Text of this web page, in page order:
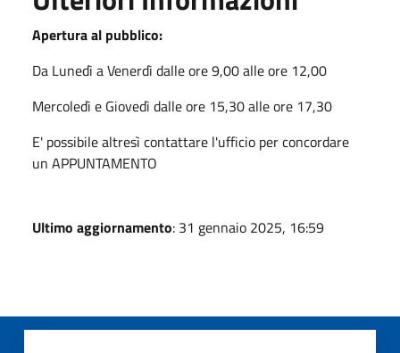
Apertura al pubblico:
Da Lunedì a Venerdì dalle ore 9,00 alle ore 12,00
Mercoledì e Giovedì dalle ore 15,30 alle ore 17,30
E' possibile altresì contattare l'ufficio per concordare
un APPUNTAMENTO
Ultimo aggiornamento: 31 gennaio 2025, 16:59